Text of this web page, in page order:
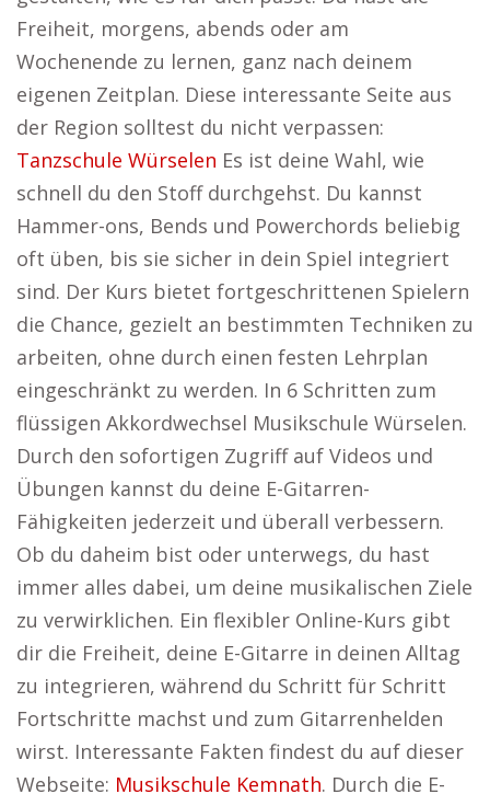
Freiheit, morgens, abends oder am
Wochenende zu lernen, ganz nach deinem
eigenen Zeitplan. Diese interessante Seite aus
der Region solltest du nicht verpassen:
Tanzschule Würselen Es ist deine Wahl, wie
schnell du den Stoff durchgehst. Du kannst
Hammer-ons, Bends und Powerchords beliebig
oft üben, bis sie sicher in dein Spiel integriert
sind. Der Kurs bietet fortgeschrittenen Spielern
die Chance, gezielt an bestimmten Techniken zu
arbeiten, ohne durch einen festen Lehrplan
eingeschränkt zu werden. In 6 Schritten zum
flüssigen Akkordwechsel Musikschule Würselen.
Durch den sofortigen Zugriff auf Videos und
Übungen kannst du deine E-Gitarren-
Fähigkeiten jederzeit und überall verbessern.
Ob du daheim bist oder unterwegs, du hast
immer alles dabei, um deine musikalischen Ziele
zu verwirklichen. Ein flexibler Online-Kurs gibt
dir die Freiheit, deine E-Gitarre in deinen Alltag
zu integrieren, während du Schritt für Schritt
Fortschritte machst und zum Gitarrenhelden
wirst. Interessante Fakten findest du auf dieser
Webseite: Musikschule Kemnath. Durch die E-